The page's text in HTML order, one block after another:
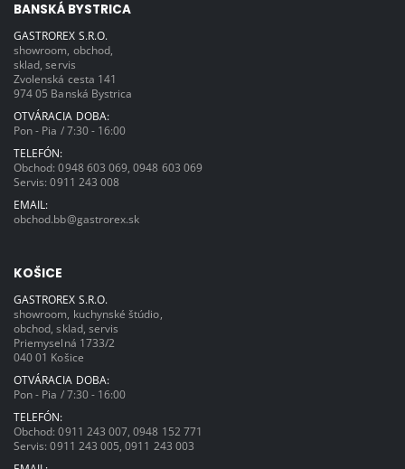
BANSKÁ BYSTRICA
GASTROREX S.R.O.
showroom, obchod,
sklad, servis
Zvolenská cesta 141
974 05 Banská Bystrica
OTVÁRACIA DOBA:
Pon - Pia / 7:30 - 16:00
TELEFÓN:
Obchod:0948 603 069 ,0948 603 069
Servis:0911 243 008
EMAIL:
obchod.bb@gastrorex.sk
KOŠICE
GASTROREX S.R.O.
showroom, kuchynské štúdio,
obchod, sklad, servis
Priemyselná 1733/2
040 01 Košice
OTVÁRACIA DOBA:
Pon - Pia / 7:30 - 16:00
TELEFÓN:
Obchod:0911 243 007 ,0948 152 771
Servis:0911 243 005 ,0911 243 003